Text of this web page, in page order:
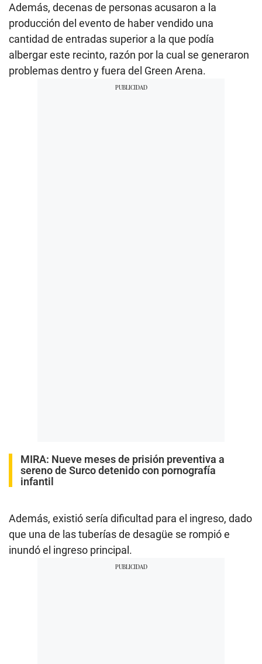
Además, decenas de personas acusaron a la
producción del evento de haber vendido una
cantidad de entradas superior a la que podía
albergar este recinto, razón por la cual se generaron
problemas dentro y fuera del Green Arena.
MIRA: Nueve meses de prisión preventiva a
sereno de Surco detenido con pornografía
infantil
Además, existió sería dificultad para el ingreso, dado
que una de las tuberías de desagüe se rompió e
inundó el ingreso principal.